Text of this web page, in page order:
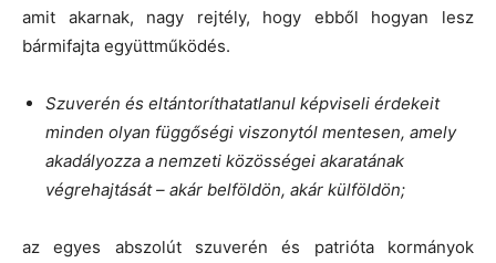
amit akarnak, nagy rejtély, hogy ebből hogyan lesz
bármifajta együttműködés.
Szuverén és eltántoríthatatlanul képviseli érdekeit
minden olyan függőségi viszonytól mentesen, amely
akadályozza a nemzeti közösségei akaratának
végrehajtását – akár belföldön, akár külföldön;
az egyes abszolút szuverén és patrióta kormányok